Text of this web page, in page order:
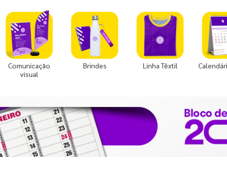
Comunicação
visual
Brindes Linha Têxtil